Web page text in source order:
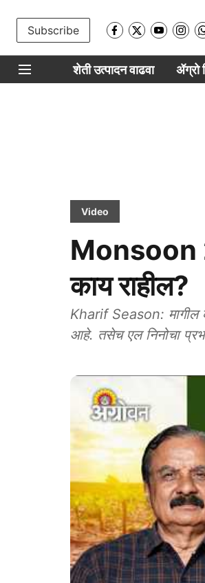
Subscribe
शेती उत्पादन वाढवा ॲग्रो
Video
Monsoon
काय राहील?
Kharif Season: मागील
आहे. तसेच एल निनोचा